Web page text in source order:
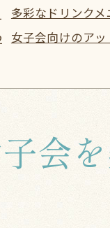
多彩なドリンク
女子会向けのア
料理とドリンク
女子会にふさわ
シーズンごとの
のディナーシーン
会